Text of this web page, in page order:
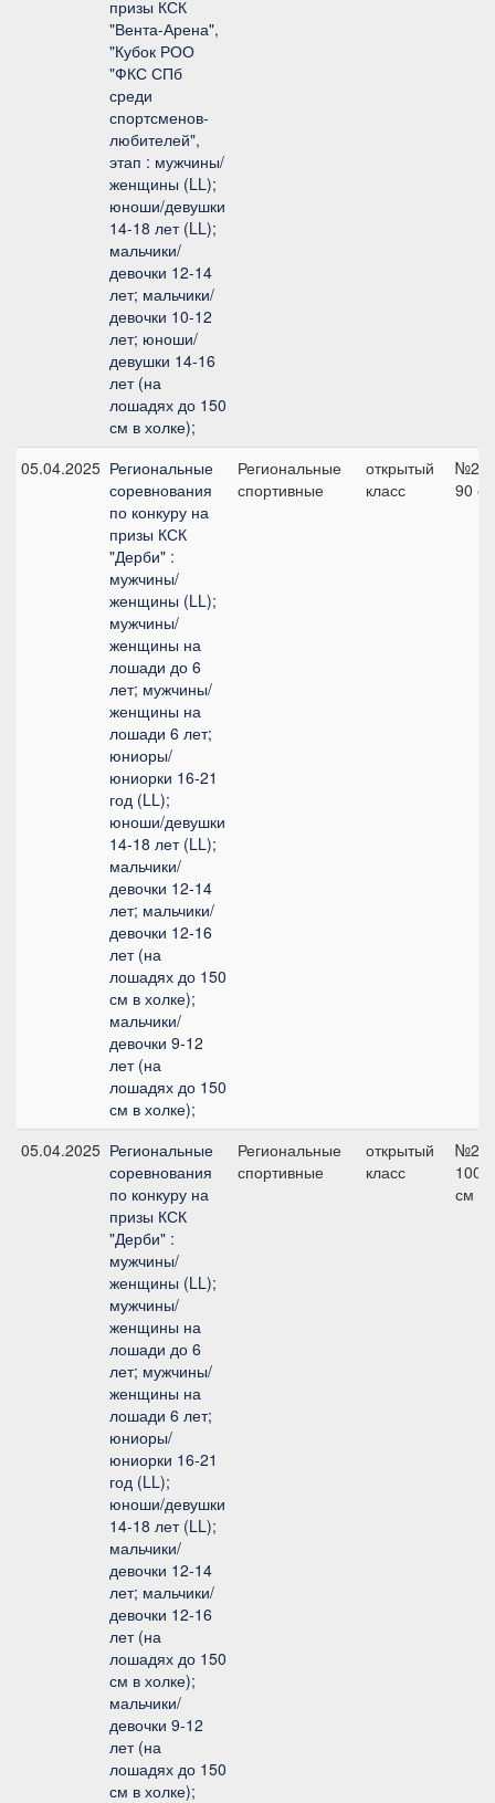
призы КСК
"Вента-Арена",
"Кубок РОО
"ФКС СПб
среди
спортсменов-
любителей",
этап : мужчины/
женщины (LL);
юноши/девушки
14-18 лет (LL);
мальчики/
девочки 12-14
лет; мальчики/
девочки 10-12
лет; юноши/
девушки 14-16
лет (на
лошадях до 150
см в холке);
05.04.2025 Региональные
соревнования
по конкуру на
призы КСК
"Дерби" :
мужчины/
женщины (LL);
мужчины/
женщины на
лошади до 6
лет; мужчины/
женщины на
лошади 6 лет;
юниоры/
юниорки 16-21
год (LL);
юноши/девушки
14-18 лет (LL);
мальчики/
девочки 12-14
лет; мальчики/
девочки 12-16
лет (на
лошадях до 150
см в холке);
мальчики/
девочки 9-12
лет (на
лошадях до 150
см в холке);
Региональные
спортивные
открытый
класс
№2,
90 см
05.04.2025 Региональные
соревнования
по конкуру на
призы КСК
"Дерби" :
мужчины/
женщины (LL);
мужчины/
женщины на
лошади до 6
лет; мужчины/
женщины на
лошади 6 лет;
юниоры/
юниорки 16-21
год (LL);
юноши/девушки
14-18 лет (LL);
мальчики/
девочки 12-14
лет; мальчики/
девочки 12-16
лет (на
лошадях до 150
см в холке);
мальчики/
девочки 9-12
лет (на
лошадях до 150
см в холке);
Региональные
спортивные
открытый
класс
№2,
100
см